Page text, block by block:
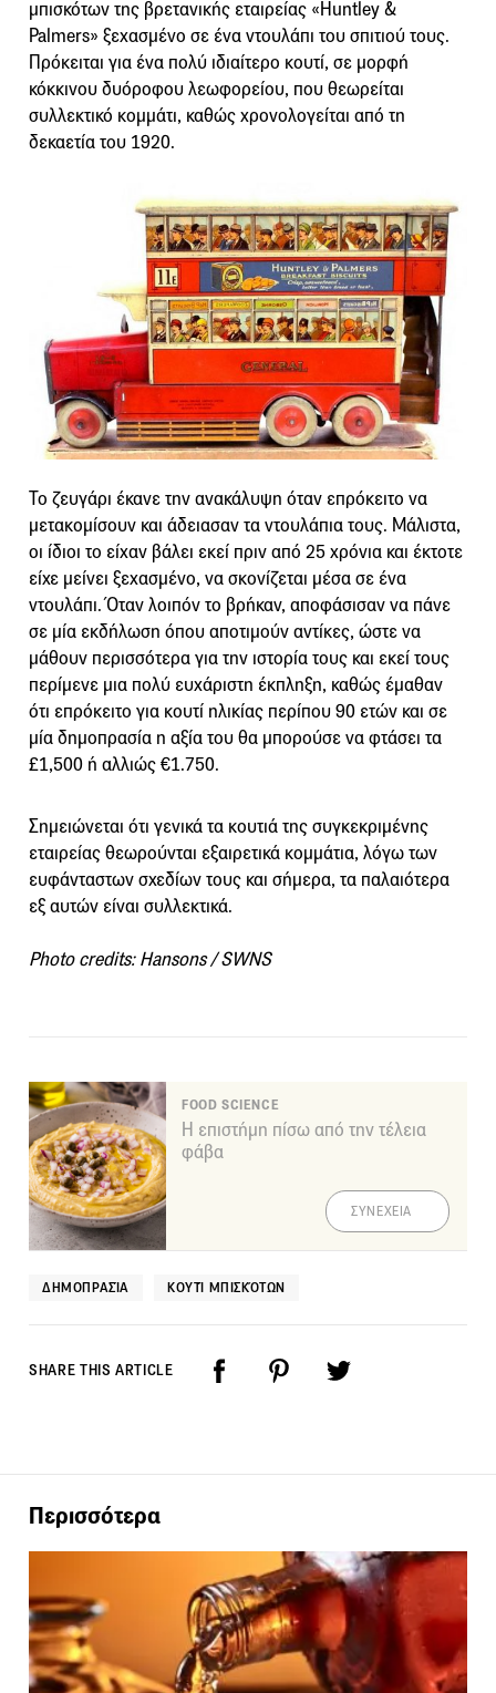
μπισκότων της βρετανικής εταιρείας «Huntley &
Palmers» ξεχασμένο σε ένα ντουλάπι του σπιτιού τους.
Πρόκειται για ένα πολύ ιδιαίτερο κουτί, σε μορφή
κόκκινου δυόροφου λεωφορείου, που θεωρείται
συλλεκτικό κομμάτι, καθώς χρονολογείται από τη
δεκαετία του 1920.
Το ζευγάρι έκανε την ανακάλυψη όταν επρόκειτο να
μετακομίσουν και άδειασαν τα ντουλάπια τους. Μάλιστα,
οι ίδιοι το είχαν βάλει εκεί πριν από 25 χρόνια και έκτοτε
είχε μείνει ξεχασμένο, να σκονίζεται μέσα σε ένα
ντουλάπι. Όταν λοιπόν το βρήκαν, αποφάσισαν να πάνε
σε μία εκδήλωση όπου αποτιμούν αντίκες, ώστε να
μάθουν περισσότερα για την ιστορία τους και εκεί τους
περίμενε μια πολύ ευχάριστη έκπληξη, καθώς έμαθαν
ότι επρόκειτο για κουτί ηλικίας περίπου 90 ετών και σε
μία δημοπρασία η αξία του θα μπορούσε να φτάσει τα
£1,500 ή αλλιώς €1.750.
Σημειώνεται ότι γενικά τα κουτιά της συγκεκριμένης
εταιρείας θεωρούνται εξαιρετικά κομμάτια, λόγω των
ευφάνταστων σχεδίων τους και σήμερα, τα παλαιότερα
εξ αυτών είναι συλλεκτικά.
Photo credits: Hansons / SWNS
FOOD SCIENCE
Η επιστήμη πίσω από την τέλεια
φάβα
ΣΥΝΕΧΕΙΑ
ΔΗΜΟΠΡΑΣΊΑ ΚΟΥΤΊ ΜΠΙΣΚΌΤΩΝ
SHARE THIS ARTICLE
Περισσότερα